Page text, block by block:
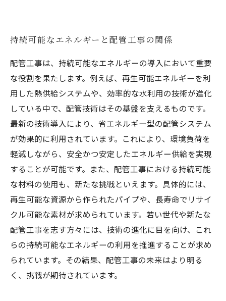
持続可能なエネルギーと配管工事の関係
配管工事は、持続可能なエネルギーの導入において重要
な役割を果たします。例えば、再生可能エネルギーを利
用した熱供給システムや、効率的な水利用の技術が進化
している中で、配管技術はその基盤を支えるものです。
最新の技術導入により、省エネルギー型の配管システム
が効果的に利用されています。これにより、環境負荷を
軽減しながら、安全かつ安定したエネルギー供給を実現
することが可能です。また、配管工事における持続可能
な材料の使用も、新たな挑戦といえます。具体的には、
再生可能な資源から作られたパイプや、長寿命でリサイ
クル可能な素材が求められています。若い世代や新たな
配管工事を志す方々には、技術の進化に目を向け、これ
らの持続可能なエネルギーの利用を推進することが求め
られています。その結果、配管工事の未来はより明る
く、挑戦が期待されています。